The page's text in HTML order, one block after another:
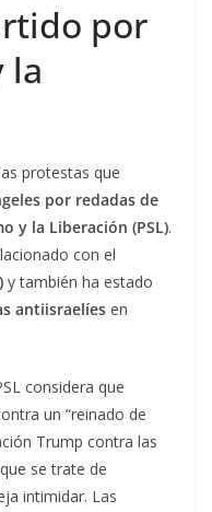
por
la
protestas que
por redadas de
y la Liberación (PSL).
con el
y también ha estado
antiisraelíes en
considera que
un “reinado de
Trump contra las
se trate de
intimidar. Las